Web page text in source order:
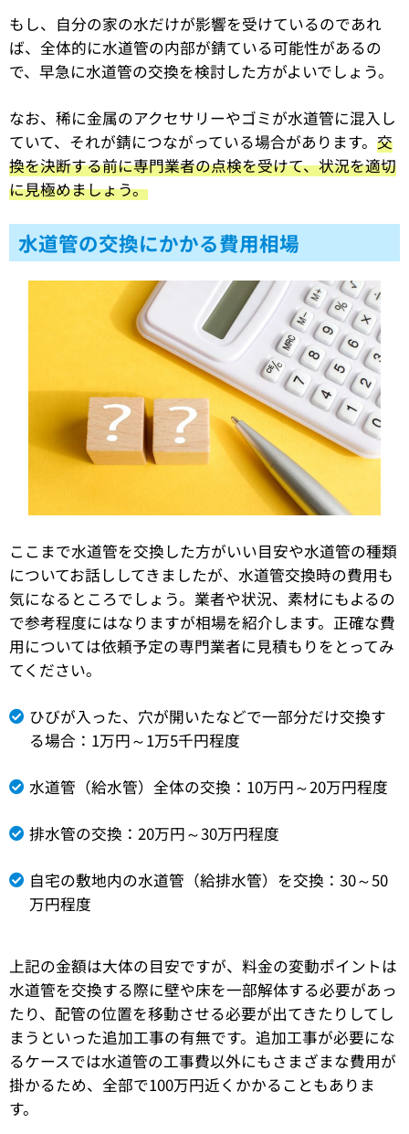
もし、自分の家の水だけが影響を受けているのであれ
ば、全体的に水道管の内部が錆ている可能性があるの
で、早急に水道管の交換を検討した方がよいでしょう。
なお、稀に金属のアクセサリーやゴミが水道管に混入し
ていて、それが錆につながっている場合があります。 交
換を決断する前に専門業者の点検を受けて、状況を適切
に見極めましょう。
水道管の交換にかかる費用相場
ここまで水道管を交換した方がいい目安や水道管の種類
についてお話ししてきましたが、水道管交換時の費用も
気になるところでしょう。業者や状況、素材にもよるの
で参考程度にはなりますが相場を紹介します。正確な費
用については依頼予定の専門業者に見積もりをとってみ
てください。
ひびが入った、穴が開いたなどで一部分だけ交換す
る場合：1万円～1万5千円程度
水道管（給水管）全体の交換：10万円～20万円程度
排水管の交換：20万円～30万円程度
自宅の敷地内の水道管（給排水管）を交換：30～50
万円程度
上記の金額は大体の目安ですが、料金の変動ポイントは
水道管を交換する際に壁や床を一部解体する必要があっ
たり、配管の位置を移動させる必要が出てきたりしてし
まうといった追加工事の有無です。追加工事が必要にな
るケースでは水道管の工事費以外にもさまざまな費用が
掛かるため、全部で100万円近くかかることもありま
す。